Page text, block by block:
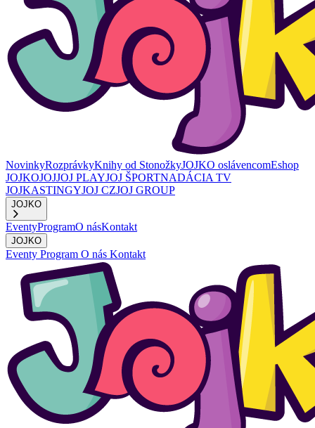
NovinkyRozprávkyKnihy od StonožkyJOJKO oslávencomEshop
JOJKOJOJJOJ PLAYJOJ ŠPORTNADÁCIA TV
JOJKASTINGYJOJ CZJOJ GROUP
JOJKO
EventyProgramO násKontakt
JOJKO
Eventy Program O nás Kontakt